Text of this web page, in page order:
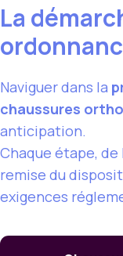
La
Naviguer dans la
chaussures
anticipation.
Chaque étape,
remise du
exigences